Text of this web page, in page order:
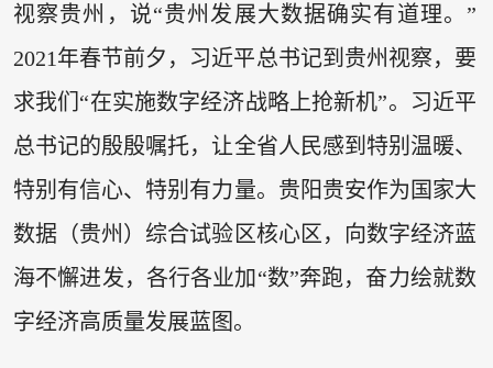
视察贵州，说“贵州发展大数据确实有道理。”
2021年春节前夕，习近平总书记到贵州视察，要
求我们“在实施数字经济战略上抢新机”。习近平
总书记的殷殷嘱托，让全省人民感到特别温暖、
特别有信心、特别有力量。贵阳贵安作为国家大
数据（贵州）综合试验区核心区，向数字经济蓝
海不懈进发，各行各业加“数”奔跑，奋力绘就数
字经济高质量发展蓝图。